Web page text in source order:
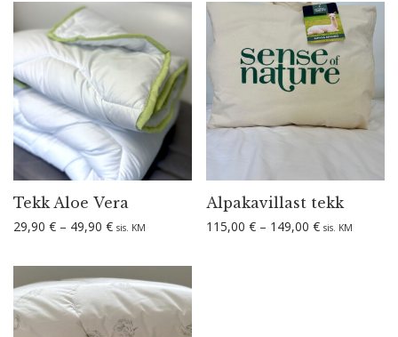
Tekk Aloe Vera
29,90 € – 49,90 €Hinnavahemik: 29,90 € kuni 49,90 €
sis. KM
Alpaka­villast tekk
115,00 € – 149,00 € sis. KM